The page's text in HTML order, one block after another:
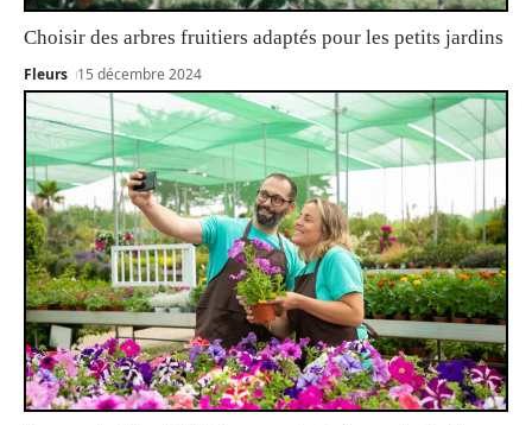
Choisir des arbres fruitiers adaptés pour les petits jardins
Fleurs 15 décembre 2024